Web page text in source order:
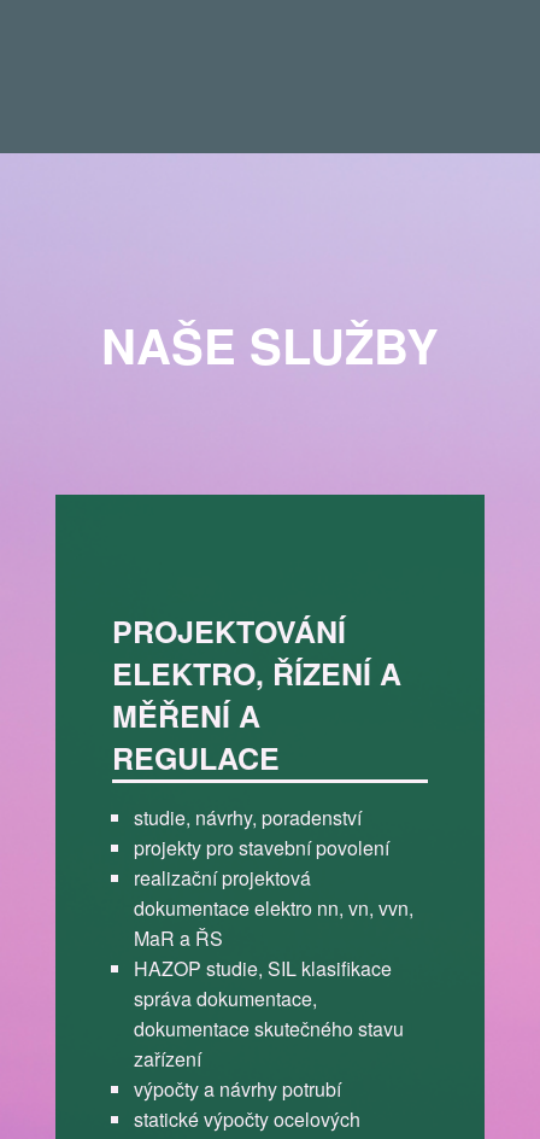
NAŠE SLUŽBY
PROJEKTOVÁNÍ
ELEKTRO, ŘÍZENÍ A
MĚŘENÍ A
REGULACE
studie, návrhy, poradenství
projekty pro stavební povolení
realizační projektová
dokumentace elektro nn, vn, vvn,
MaR a ŘS
HAZOP studie, SIL klasifikace
správa dokumentace,
dokumentace skutečného stavu
zařízení
výpočty a návrhy potrubí
statické výpočty ocelových